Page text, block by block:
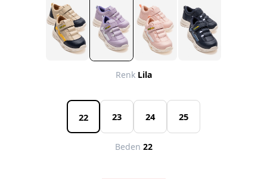
Renk Lila
22 23 24 25
Beden 22